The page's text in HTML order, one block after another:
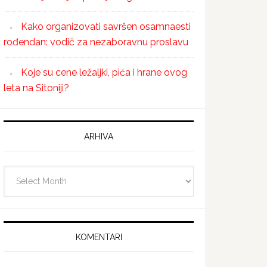
Kako organizovati savršen osamnaesti
rođendan: vodič za nezaboravnu proslavu
Koje su cene ležaljki, pića i hrane ovog
leta na Sitoniji?
ARHIVA
KOMENTARI